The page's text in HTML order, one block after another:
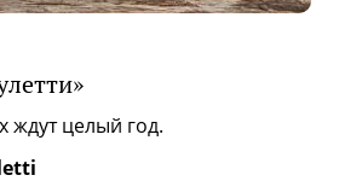
ждут целый год.